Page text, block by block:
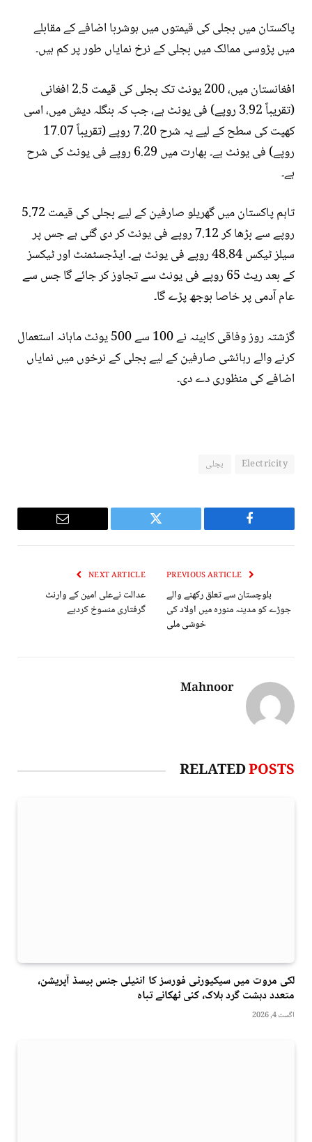
پاکستان میں بجلی کی قیمتوں میں ہوشربا اضافے کے مقابلے
میں پڑوسی ممالک میں بجلی کے نرخ نمایاں طور پر کم ہیں۔
افغانستان میں، 200 یونٹ تک بجلی کی قیمت 2.5 افغانی
(تقریباً 3.92 روپے) فی یونٹ ہے، جب کہ بنگلہ دیش میں، اسی
کھپت کی سطح کے لیے یہ شرح 7.20 روپے (تقریباً 17.07
روپے) فی یونٹ ہے۔ بھارت میں 6.29 روپے فی یونٹ کی شرح
ہے۔
تاہم پاکستان میں گھریلو صارفین کے لیے بجلی کی قیمت 5.72
روپے سے بڑھا کر 7.12 روپے فی یونٹ کر دی گئی ہے جس پر
سیلز ٹیکس 48.84 روپے فی یونٹ ہے۔ ایڈجسٹمنٹ اور ٹیکسز
کے بعد ریٹ 65 روپے فی یونٹ سے تجاوز کر جائے گا جس سے
عام آدمی پر خاصا بوجھ پڑے گا۔
گزشتہ روز وفاقی کابینہ نے 100 سے 500 یونٹ ماہانہ استعمال
کرنے والے رہائشی صارفین کے لیے بجلی کے نرخوں میں نمایاں
اضافے کی منظوری دے دی۔
Electricity بجلی
Facebook
Twitter
Email
بلوچستان سے تعلق رکھنے والے
جوڑے کو مدینہ منورہ میں اولاد کی
خوشی ملی
NEXT ARTICLE
عدالت نےعلی امین کے وارنٹ
گرفتاری منسوخ کردیے
Mahnoor
RELATEDPOSTS
لکی مروت میں سیکیورٹی فورسز کا انٹیلی جنس بیسڈ آپریشن،
متعدد دہشت گرد ہلاک، کئی ٹھکانے تباہ
اگست 4, 2026